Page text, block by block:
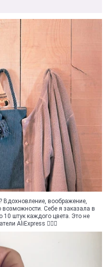
Вдохновление, воображение,
Себе я заказала в
10 штук каждого цвета. Это не
AliExpress 💁🏼‍♀️